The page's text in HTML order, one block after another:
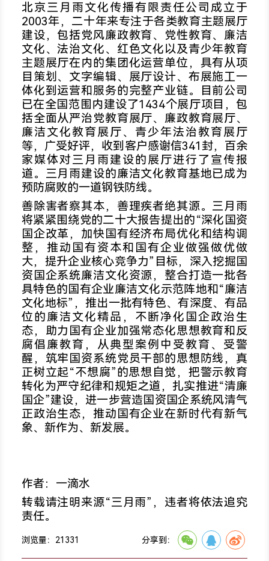
北京三月雨文化传播有限责任公司成立于
2003年，二十年来专注于各类教育主题展厅
建设，包括党风廉政教育、党性教育、廉洁
文化、法治文化、红色文化以及青少年教育
主题展厅在内的集团化运营单位，具有从项
目策划、文字编辑、展厅设计、布展施工一
体化到运营和服务的完整产业链。目前公司
已在全国范围内建设了1434个展厅项目，包
括全面从严治党教育展厅、廉政教育展厅、
廉洁文化教育展厅、青少年法治教育展厅
等，广受好评，收到客户感谢信341封，百余
家媒体对三月雨建设的展厅进行了宣传报
道。三月雨建设的廉洁文化教育基地已成为
预防腐败的一道钢铁防线。
善除害者察其本，善理疾者绝其源。三月雨
将紧紧围绕党的二十大报告提出的“深化国资
国企改革，加快国有经济布局优化和结构调
整，推动国有资本和国有企业做强做优做
大，提升企业核心竞争力”目标，深入挖掘国
资国企系统廉洁文化资源，整合打造一批各
具特色的国有企业廉洁文化示范阵地和“廉洁
文化地标”，推出一批有特色、有深度、有品
位的廉洁文化精品，不断净化国企政治生
态，助力国有企业加强常态化思想教育和反
腐倡廉教育，从典型案例中受教育、受警
醒，筑牢国资系统党员干部的思想防线，真
正树立起“不想腐”的思想自觉，把警示教育
转化为严守纪律和规矩之道，扎实推进“清廉
国企”建设，进一步营造国资国企系统风清气
正政治生态，推动国有企业在新时代有新气
象、新作为、新发展。
作者：一滴水
转载请注明来源“三月雨”，违者将依法追究
责任。
浏览量： 21331 分享到：